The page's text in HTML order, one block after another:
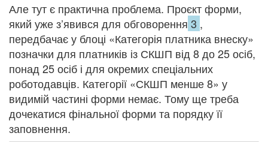
Але тут є практична проблема. Проєкт форми,
який уже з’явився для обговорення 3 ,
передбачає у блоці «Категорія платника внеску»
позначки для платників із СКШП від 8 до 25 осіб,
понад 25 осіб і для окремих спеціальних
роботодавців. Категорії «СКШП менше 8» у
видимій частині форми немає. Тому ще треба
дочекатися фінальної форми та порядку її
заповнення.